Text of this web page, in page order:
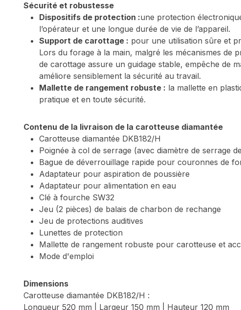
Sécurité et robustesse
Dispositifs de protection :une protection
l’opérateur et une longue durée de vie de l’appareil.
Support de carottage : pour une utilisation sûre et
Lors du forage à la main, malgré les mécanismes
de carottage assure un guidage stable, empêche de
améliore sensiblement la sécurité au travail.
Mallette de rangement robuste : la mallette en
pratique et en toute sécurité.
Contenu de la livraison de la carotteuse diamantée
Carotteuse diamantée DKB182/H
Poignée à col de serrage (avec diamètre de serrage
Bague de déverrouillage rapide pour couronnes de
Adaptateur pour aspiration de poussière
Adaptateur pour alimentation en eau
Clé à fourche SW32
Jeu (2 pièces) de balais de charbon de rechange
Jeu de protections auditives
Lunettes de protection
Mallette de rangement robuste pour carotteuse et
Mode d'emploi
Dimensions
Carotteuse diamantée DKB182/H :
Longueur 520 mm | Largeur 150 mm | Hauteur 120 mm